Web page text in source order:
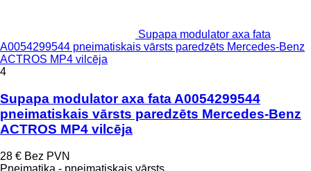
Supapa modulator axa fata
A0054299544 pneimatiskais vārsts paredzēts Mercedes-Benz
ACTROS MP4 vilcēja
4
Supapa modulator axa fata A0054299544
pneimatiskais vārsts paredzēts Mercedes-Benz
ACTROS MP4 vilcēja
28 € Bez PVN
Pneimatika - pneimatiskais vārsts